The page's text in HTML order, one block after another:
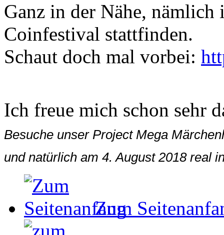
Ganz in der Nähe,
Coinfestival stattfinden.
Schaut doch mal vorbei:
Ich freue mich schon sehr
Besuche unser Project Mega
und natürlich am 4. August 2018 real
Zum